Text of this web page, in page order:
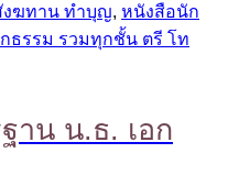
งฆทาน ทำบุญ, หนังสือนัก
ธรรม รวมทุกชั้น ตรี โท
าน น.ธ. เอก